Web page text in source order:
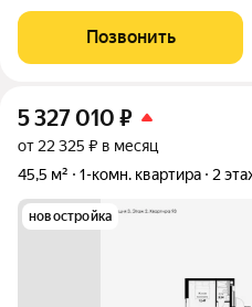
спортивные зоны ландшафтное
высшем уровне: система
Позвонить
5 327 010 ₽
от 22 325 ₽ в месяц
45,5 м²
1-комн. квартира 2
новостройка